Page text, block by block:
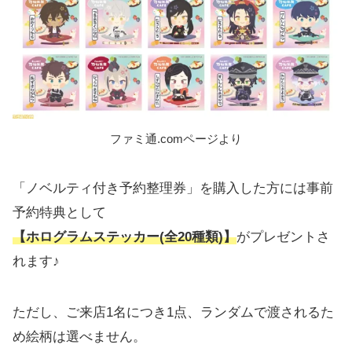
ファミ通.comページより
「ノベルティ付き予約整理券」を購入した方には事前
予約特典として
【ホログラムステッカー(全20種類)】がプレゼントさ
れます♪
ただし、ご来店1名につき1点、ランダムで渡されるた
め絵柄は選べません。